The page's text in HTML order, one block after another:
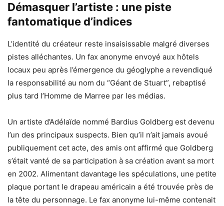
Démasquer l’artiste : une piste
fantomatique d’indices
L’identité du créateur reste insaisissable malgré diverses
pistes alléchantes. Un fax anonyme envoyé aux hôtels
locaux peu après l’émergence du géoglyphe a revendiqué
la responsabilité au nom du “Géant de Stuart”, rebaptisé
plus tard l’Homme de Marree par les médias.
Un artiste d’Adélaïde nommé Bardius Goldberg est devenu
l’un des principaux suspects. Bien qu’il n’ait jamais avoué
publiquement cet acte, des amis ont affirmé que Goldberg
s’était vanté de sa participation à sa création avant sa mort
en 2002. Alimentant davantage les spéculations, une petite
plaque portant le drapeau américain a été trouvée près de
la tête du personnage. Le fax anonyme lui-même contenait